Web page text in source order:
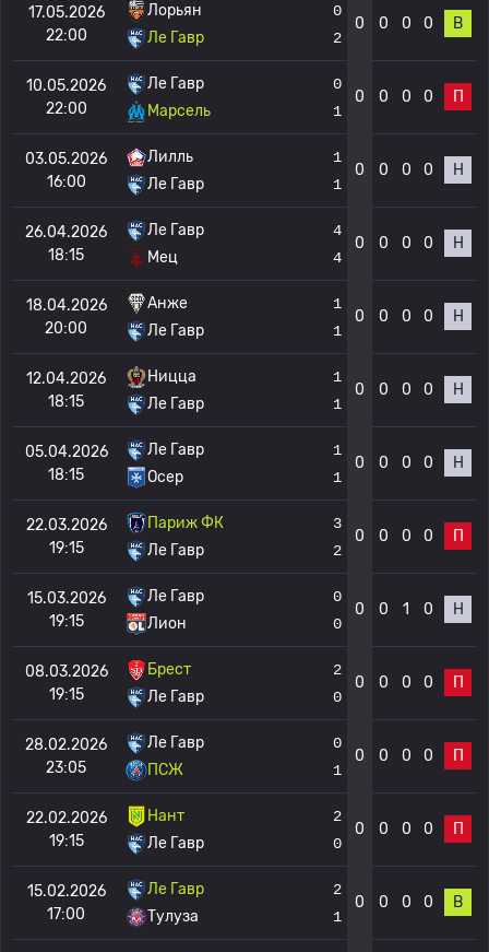
17.05.2026
22:00
Лорьян
Ле Гавр
0
2
0 0 0 0 В
10.05.2026
22:00
Ле Гавр
Марсель
0
1
0 0 0 0 П
03.05.2026
16:00
Лилль
Ле Гавр
1
1
0 0 0 0 Н
26.04.2026
18:15
Ле Гавр
Мец
4
4
0 0 0 0 Н
18.04.2026
20:00
Анже
Ле Гавр
1
1
0 0 0 0 Н
12.04.2026
18:15
Ницца
Ле Гавр
1
1
0 0 0 0 Н
05.04.2026
18:15
Ле Гавр
Осер
1
1
0 0 0 0 Н
22.03.2026
19:15
Париж ФК
Ле Гавр
3
2
0 0 0 0 П
15.03.2026
19:15
Ле Гавр
Лион
0
0
0 0 1 0 Н
08.03.2026
19:15
Брест
Ле Гавр
2
0
0 0 0 0 П
28.02.2026
23:05
Ле Гавр
ПСЖ
0
1
0 0 0 0 П
22.02.2026
19:15
Нант
Ле Гавр
2
0
0 0 0 0 П
15.02.2026
17:00
Ле Гавр
Тулуза
2
1
0 0 0 0 В